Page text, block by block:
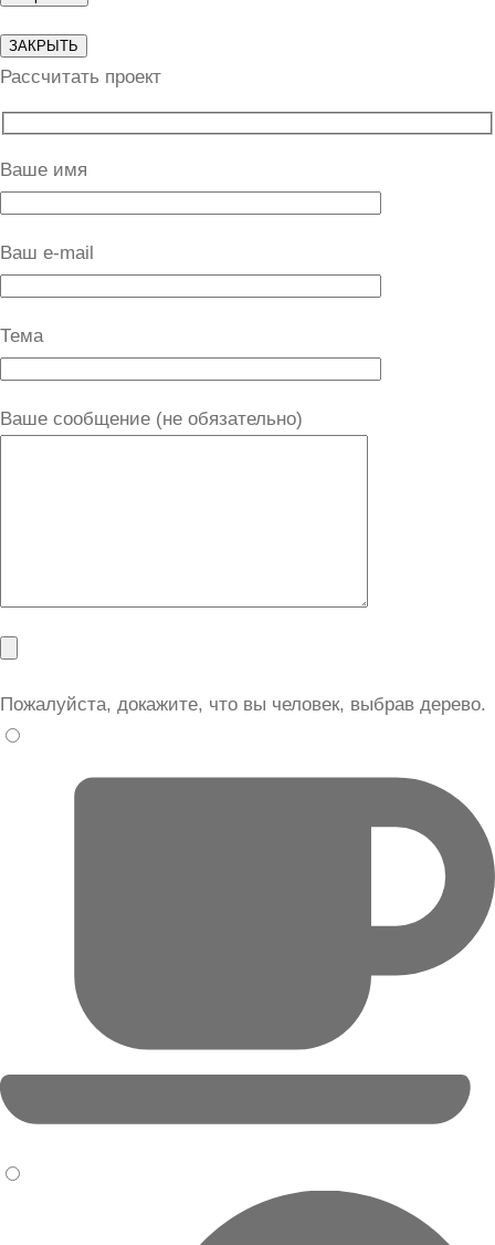
ЗАКРЫТЬ
Рассчитать проект
Ваше имя
Ваш e-mail
Тема
Ваше сообщение (не обязательно)
Пожалуйста, докажите, что вы человек, выбрав дерево.